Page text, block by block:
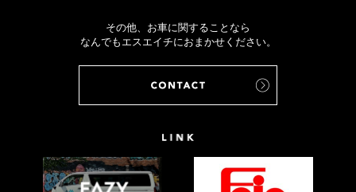
その他、お車に関することなら
なんでもエスエイチにおまかせください。